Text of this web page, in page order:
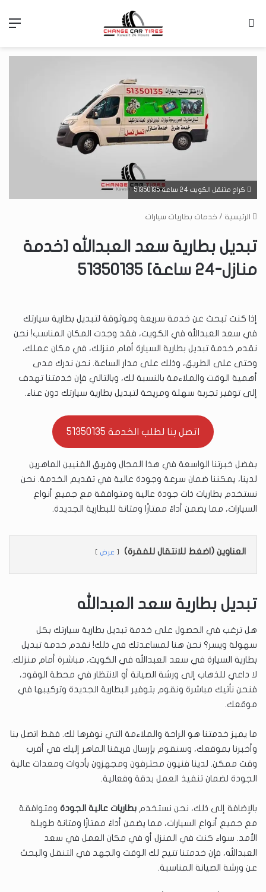
كراج متنقل الكويت 24 ساعة 51350135
الرئيسية / خدمات بطاريات سيارات
تبديل بطارية سعد العبدالله [خدمة
منازل-24 ساعة] 51350135
إذا كنت تبحث عن خدمة سريعة وموثوقة لتبديل بطارية سيارتك
في سعد العبدالله في الكويت، فقد وجدت المكان المناسب! نحن
نقدم خدمة تبديل بطارية السيارة أمام منزلك، في مكان عملك،
وحتى على الطريق، وذلك على مدار الساعة. نحن ندرك مدى
أهمية الوقت والملاءمة بالنسبة لك، وبالتالي فإن خدمتنا تهدف
إلى توفير تجربة سهلة ومريحة لتبديل بطارية سيارتك دون عناء.
اتصل بنا لطلب الخدمة 51350135
بفضل خبرتنا الواسعة في هذا المجال وفريق الفنيين الماهرين
لدينا، يمكننا ضمان سرعة وجودة عالية في تقديم الخدمة. نحن
نستخدم بطاريات ذات جودة عالية ومتوافقة مع جميع أنواع
السيارات، مما يضمن أداءً ممتازًا ومتانة للبطارية الجديدة.
العناوين (اضغط للانتقال للفقرة) عرض
تبديل بطارية سعد العبدالله
هل ترغب في الحصول على خدمة تبديل بطارية سيارتك بكل
سهولة ويسر؟ نحن هنا لمساعدتك في ذلك! نقدم خدمة تبديل
بطارية السيارة في سعد العبدالله في الكويت، مباشرة أمام منزلك.
لا داعي للذهاب إلى ورشة الصيانة أو الانتظار في محطة الوقود،
فنحن نأتيك مباشرة ونقوم بتوفير البطارية الجديدة وتركيبها في
موقعك.
ما يميز خدمتنا هو الراحة والملاءمة التي نوفرها لك. فقط اتصل بنا
وأخبرنا بموقعك، وسنقوم بإرسال فريقنا الماهر إليك في أقرب
وقت ممكن. لدينا فنيون محترفون ومجهزون بأدوات ومعدات عالية
الجودة لضمان تنفيذ العمل بدقة وفعالية.
بالإضافة إلى ذلك، نحن نستخدم بطاريات عالية الجودة ومتوافقة
مع جميع أنواع السيارات، مما يضمن أداءً ممتازًا ومتانة طويلة
الأمد. سواء كنت في المنزل أو في مكان العمل في سعد
العبدالله، فإن خدمتنا تتيح لك الوقت والجهد في التنقل والبحث
عن ورشة الصيانة المناسبة.